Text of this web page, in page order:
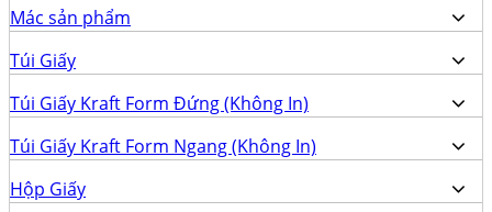
Mác sản phẩm
Túi Giấy
Túi Giấy Kraft Form Đứng (Không In)
Túi Giấy Kraft Form Ngang (Không In)
Hộp Giấy